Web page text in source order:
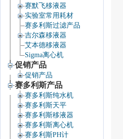
赛默飞移液器
实验室常用耗材
赛多利斯过滤产品
吉尔森移液器
艾本德移液器
Sigma离心机
促销产品
促销产品
赛多利斯产品
赛多利斯纯水机
赛多利斯天平
赛多利斯移液器
赛多利斯离心机
赛多利斯PH计